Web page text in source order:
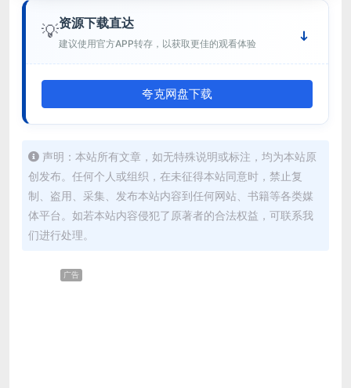
💡资源下载直达
建议使用官方APP转存，以获取更佳的观看体验
夸克网盘下载
声明：本站所有文章，如无特殊说明或标注，均为本站原
创发布。任何个人或组织，在未征得本站同意时，禁止复
制、盗用、采集、发布本站内容到任何网站、书籍等各类媒
体平台。如若本站内容侵犯了原著者的合法权益，可联系我
们进行处理。
广告